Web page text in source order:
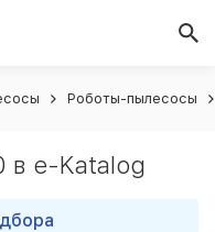
Роботы-пылесосы
в e-Katalog